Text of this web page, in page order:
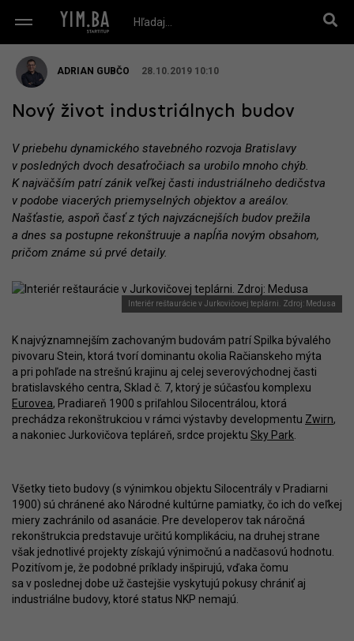
ADRIAN GUBČO 28.10.2019 10:10
Nový život industriálnych budov
V priebehu dynamického stavebného rozvoja Bratislavy
v posledných dvoch desaťročiach sa urobilo mnoho chýb.
K najväčším patrí zánik veľkej časti industriálneho dedičstva
v podobe viacerých priemyselných objektov a areálov.
Našťastie, aspoň časť z tých najvzácnejších budov prežila
a dnes sa postupne rekonštruuje a napĺňa novým obsahom,
pričom známe sú prvé detaily.
Interiér reštaurácie v Jurkovičovej teplárni. Zdroj: Medusa
K najvýznamnejším zachovaným budovám patrí Spilka bývalého
pivovaru Stein, ktorá tvorí dominantu okolia Račianskeho mýta
a pri pohľade na strešnú krajinu aj celej severovýchodnej časti
bratislavského centra, Sklad č. 7, ktorý je súčasťou komplexu
Eurovea, Pradiareň 1900 s priľahlou Silocentrálou, ktorá
prechádza rekonštrukciou v rámci výstavby developmentu Zwirn,
a nakoniec Jurkovičova tepláreň, srdce projektu Sky Park
Všetky tieto budovy (s výnimkou objektu Silocentrály v Pradiarni
1900) sú chránené ako Národné kultúrne pamiatky, čo ich do veľkej
miery zachránilo od asanácie. Pre developerov tak náročná
rekonštrukcia predstavuje určitú komplikáciu, na druhej strane
však jednotlivé projekty získajú výnimočnú a nadčasovú hodnotu.
Pozitívom je, že podobné príklady inšpirujú, vďaka čomu
sa v poslednej dobe už častejšie vyskytujú pokusy chrániť aj
industriálne budovy, ktoré status NKP nemajú.